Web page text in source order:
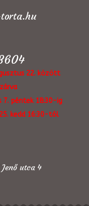
22. között
péntek 18:30-ig
kedd 16:30-tól
utca 4